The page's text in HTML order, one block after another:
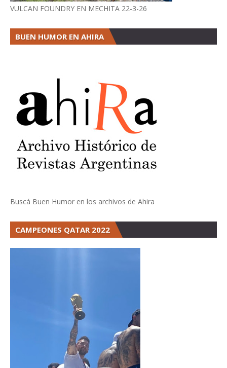
VULCAN FOUNDRY EN MECHITA 22-3-26
BUEN HUMOR EN AHIRA
Buscá Buen Humor en los archivos de Ahira
CAMPEONES QATAR 2022